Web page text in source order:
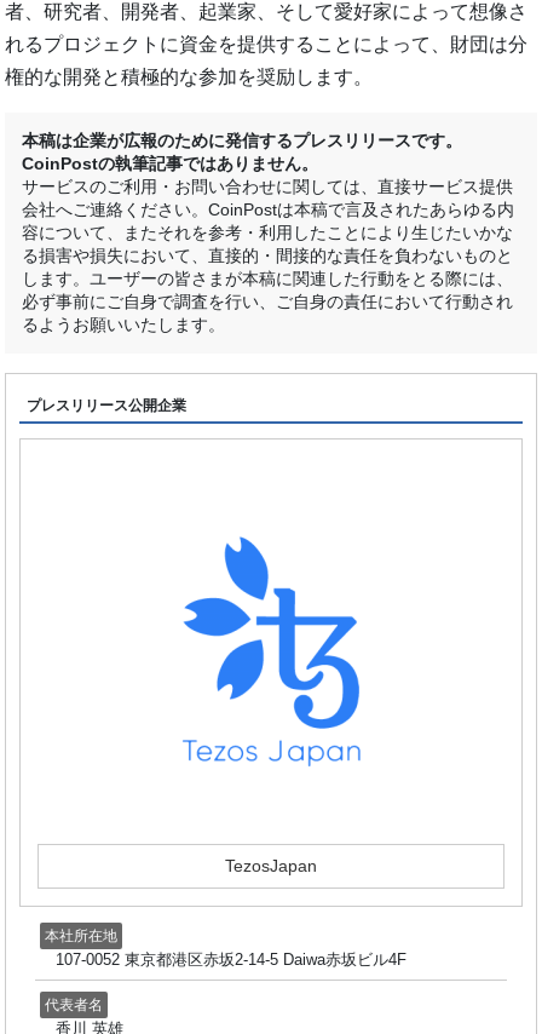
者、研究者、開発者、起業家、そして愛好家によって想像さ
れるプロジェクトに資金を提供することによって、財団は分
権的な開発と積極的な参加を奨励します。
本稿は企業が広報のために発信するプレスリリースです。
CoinPostの執筆記事ではありません。
サービスのご利用・お問い合わせに関しては、直接サービス提供
会社へご連絡ください。CoinPostは本稿で言及されたあらゆる内
容について、またそれを参考・利用したことにより生じたいかな
る損害や損失において、直接的・間接的な責任を負わないものと
します。ユーザーの皆さまが本稿に関連した行動をとる際には、
必ず事前にご自身で調査を行い、ご自身の責任において行動され
るようお願いいたします。
プレスリリース公開企業
TezosJapan
本社所在地
107-0052 東京都港区赤坂2-14-5 Daiwa赤坂ビル4F
代表者名
香川 英雄